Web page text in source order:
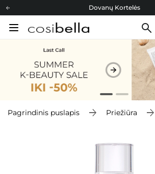
Dovanų Kortelės
Cosibella lojalumo programa
Dovanų Kortelės
Pagrindinis puslapis Priežiūra